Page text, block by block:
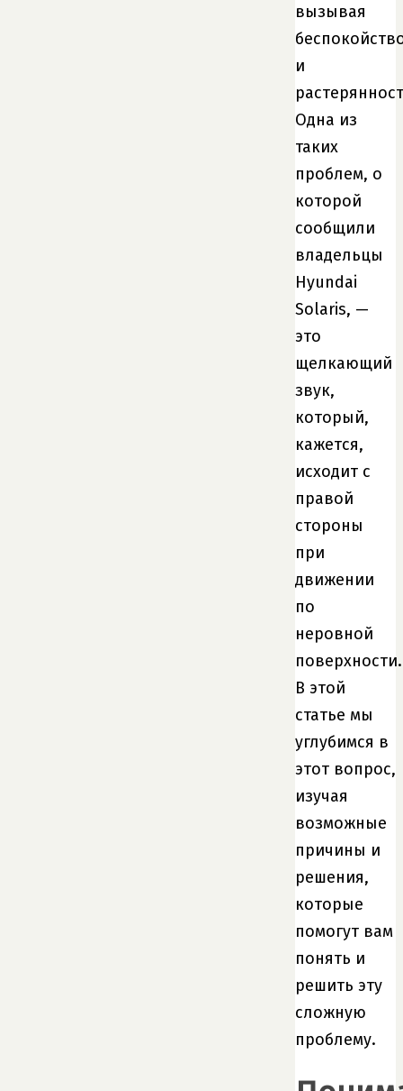
вызывая
и
Одна из
таких
проблем, о
которой
сообщили
владельцы
Hyundai
Solaris, —
это
щелкающий
звук,
который,
кажется,
исходит с
правой
стороны
при
движении
по
неровной
поверхности.
В этой
статье мы
углубимся в
этот вопрос,
изучая
возможные
причины и
решения,
которые
помогут вам
понять и
решить эту
сложную
проблему.